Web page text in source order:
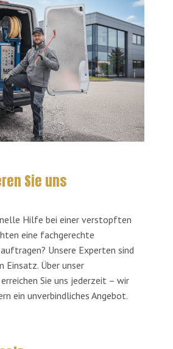
Sie uns
Hilfe bei einer verstopften
eine fachgerechte
Unsere Experten sind
Einsatz. Über unser
Sie uns jederzeit – wir
ein unverbindliches Angebot.